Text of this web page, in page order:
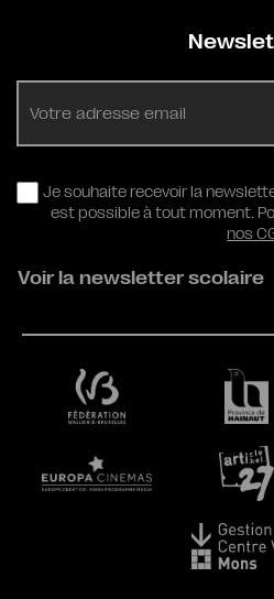
Je souhaite recevoir la
est possible à tout moment.
nos
Voir la newsletter scolaire